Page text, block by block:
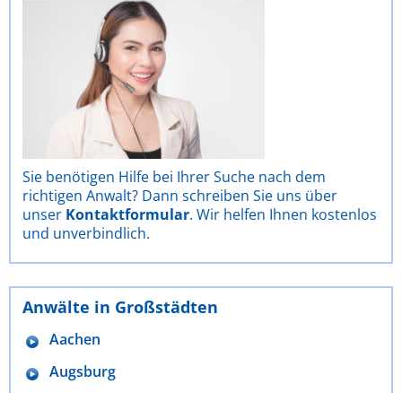
Sie benötigen Hilfe bei Ihrer Suche nach dem
richtigen Anwalt? Dann schreiben Sie uns über
unser Kontaktformular. Wir helfen Ihnen kostenlos
und unverbindlich.
Anwälte in Großstädten
Aachen
Augsburg